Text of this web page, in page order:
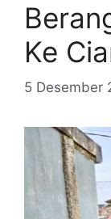
Ke
5 Desember